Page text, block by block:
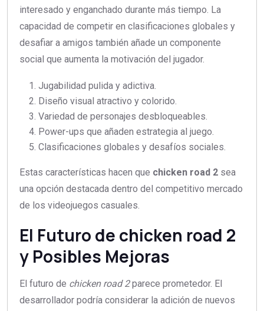
interesado y enganchado durante más tiempo. La
capacidad de competir en clasificaciones globales y
desafiar a amigos también añade un componente
social que aumenta la motivación del jugador.
Jugabilidad pulida y adictiva.
Diseño visual atractivo y colorido.
Variedad de personajes desbloqueables.
Power-ups que añaden estrategia al juego.
Clasificaciones globales y desafíos sociales.
Estas características hacen que chicken road 2 sea
una opción destacada dentro del competitivo mercado
de los videojuegos casuales.
El Futuro de chicken road 2
y Posibles Mejoras
El futuro de chicken road 2parece prometedor. El
desarrollador podría considerar la adición de nuevos